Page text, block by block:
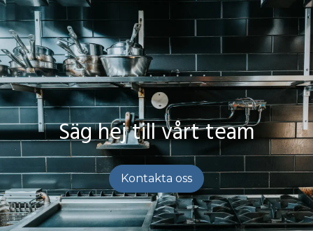
Säg hej till vårt team
Kontakta oss